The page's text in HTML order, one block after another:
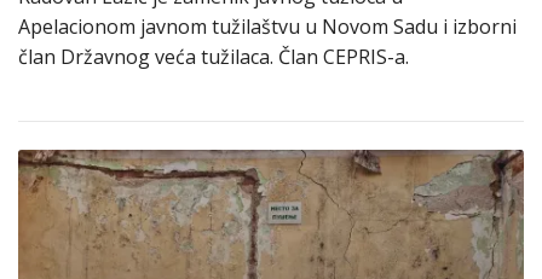
Apelacionom javnom tužilaštvu u Novom Sadu i izborni
član Državnog veća tužilaca. Član CEPRIS-a.